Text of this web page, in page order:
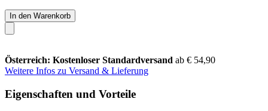
In den Warenkorb
Österreich: Kostenloser Standardversand ab € 54,90
Weitere Infos zu Versand & Lieferung
Eigenschaften und Vorteile